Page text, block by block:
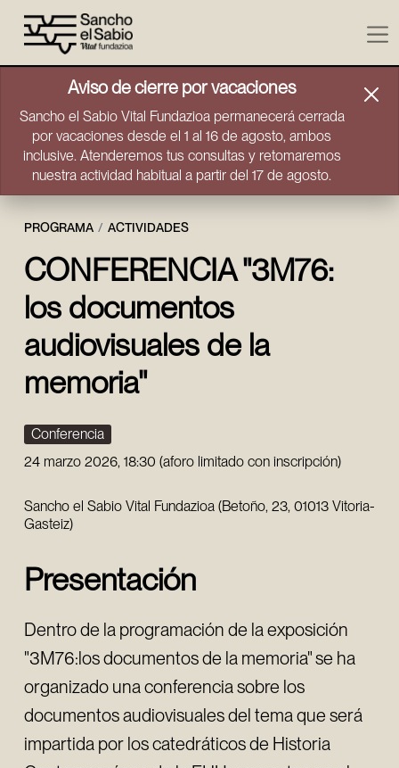
Ir directamente al contenido
Aviso de cierre por vacaciones
Sancho el Sabio Vital Fundazioa permanecerá cerrada
por vacaciones desde el 1 al 16 de agosto, ambos
inclusive. Atenderemos tus consultas y retomaremos
nuestra actividad habitual a partir del 17 de agosto.
PROGRAMA ACTIVIDADES
CONFERENCIA "3M76:
los documentos
audiovisuales de la
memoria"
Conferencia
24 marzo 2026, 18:30 (aforo limitado con inscripción)
Sancho el Sabio Vital Fundazioa (Betoño, 23, 01013 Vitoria-
Gasteiz)
Presentación
Dentro de la programación de la exposición
"3M76:los documentos de la memoria" se ha
organizado una conferencia sobre los
documentos audiovisuales del tema que será
impartida por los catedráticos de Historia